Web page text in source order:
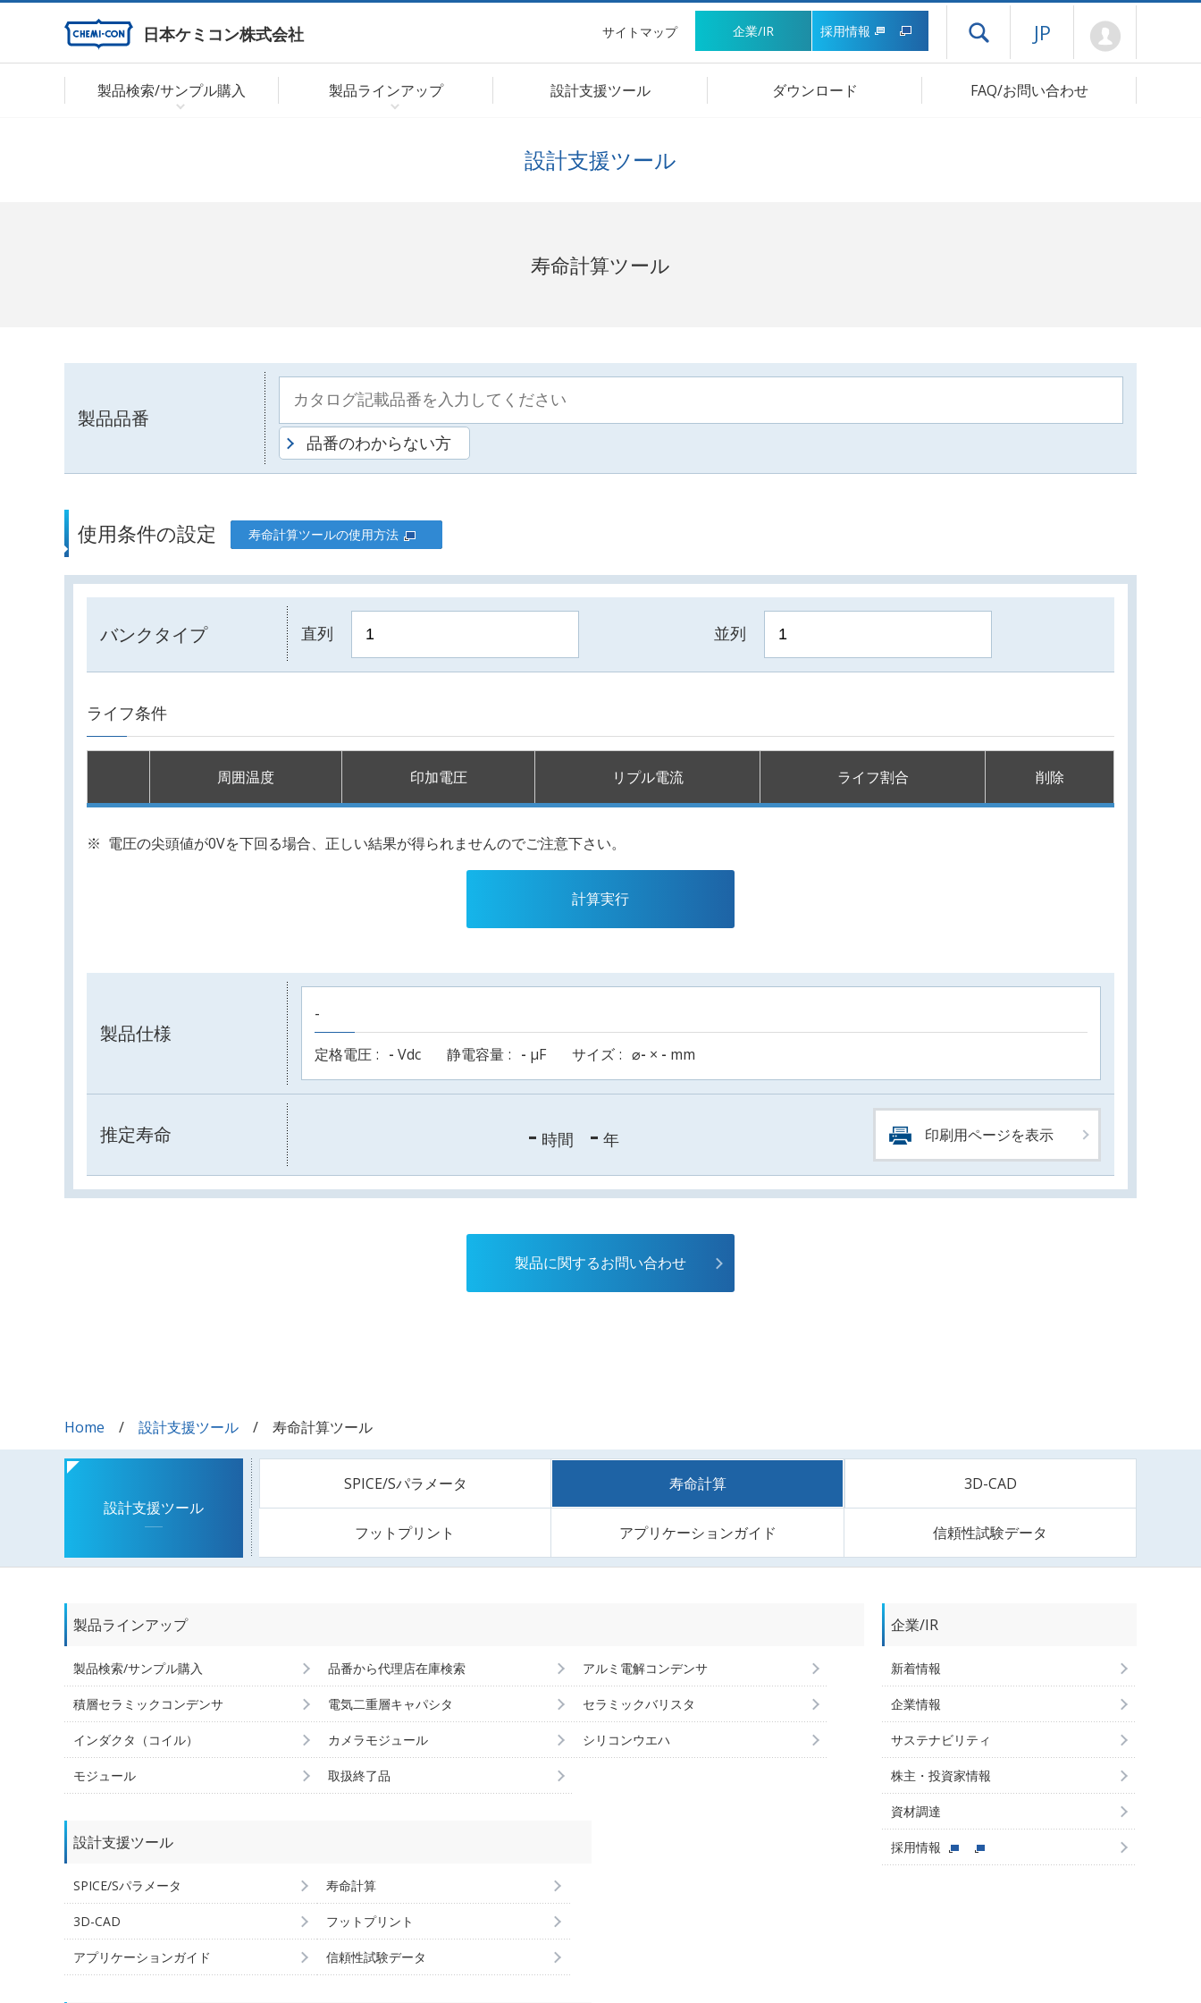
日本ケミコン株式会社 サイトマップ 企業/IR 採用情報 ドロワーメニューを開く
JP
製品検索/サンプル購入 製品ラインアップ 設計支援ツール ダウンロード FAQ/お問い合わせ
設計支援ツール
寿命計算ツール
製品品番
品番のわからない方
使用条件の設定 寿命計算ツールの使用方法
バンクタイプ 直列 並列
ライフ条件
周囲温度 印加電圧 リプル電流 ライフ割合 削除
電圧の尖頭値が0Vを下回る場合、正しい結果が得られませんのでご注意下さい。
計算実行
製品仕様
-
定格電圧 - Vdc 静電容量 - µF サイズ ⌀- × - mm
推定寿命 - 時間 - 年 印刷用ページを表示
製品に関するお問い合わせ
Home 設計支援ツール 寿命計算ツール
設計支援ツール
SPICE/Sパラメータ 寿命計算 3D-CAD
フットプリント アプリケーションガイド 信頼性試験データ
製品ラインアップ
製品検索/サンプル購入 品番から代理店在庫検索 アルミ電解コンデンサ
積層セラミックコンデンサ 電気二重層キャパシタ セラミックバリスタ
インダクタ（コイル） カメラモジュール シリコンウエハ
モジュール 取扱終了品
設計支援ツール
SPICE/Sパラメータ 寿命計算
3D-CAD フットプリント
アプリケーションガイド 信頼性試験データ
企業/IR
新着情報
企業情報
サステナビリティ
株主・投資家情報
資材調達
採用情報